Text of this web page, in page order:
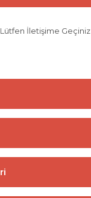
İletişime Geçiniz